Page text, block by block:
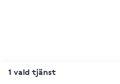
1 vald tjänst